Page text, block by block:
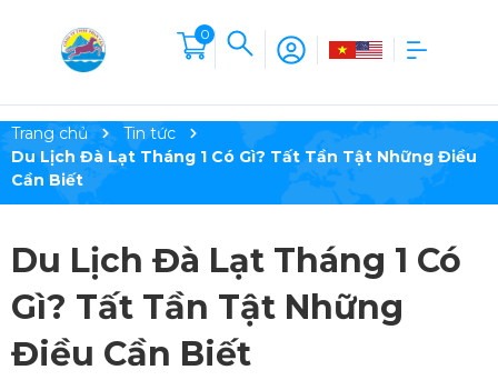
0
Trang chủ
Tin tức
Du Lịch Đà Lạt Tháng 1 Có Gì? Tất Tần Tật Những Điều
Cần Biết
Du Lịch Đà Lạt Tháng 1 Có
Gì? Tất Tần Tật Những
Điều Cần Biết